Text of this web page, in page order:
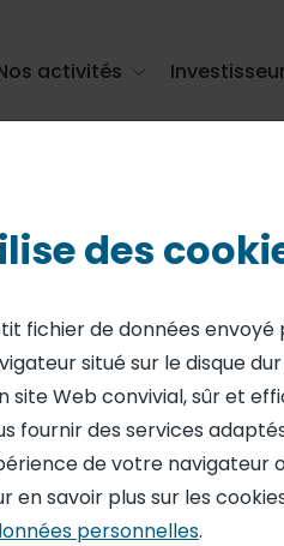
activités
DE
des
des
fichier de données
situé sur le disque
site Web convivial, sûr et
fournir des services
de votre navigateur
en savoir plus sur les
personnelles.